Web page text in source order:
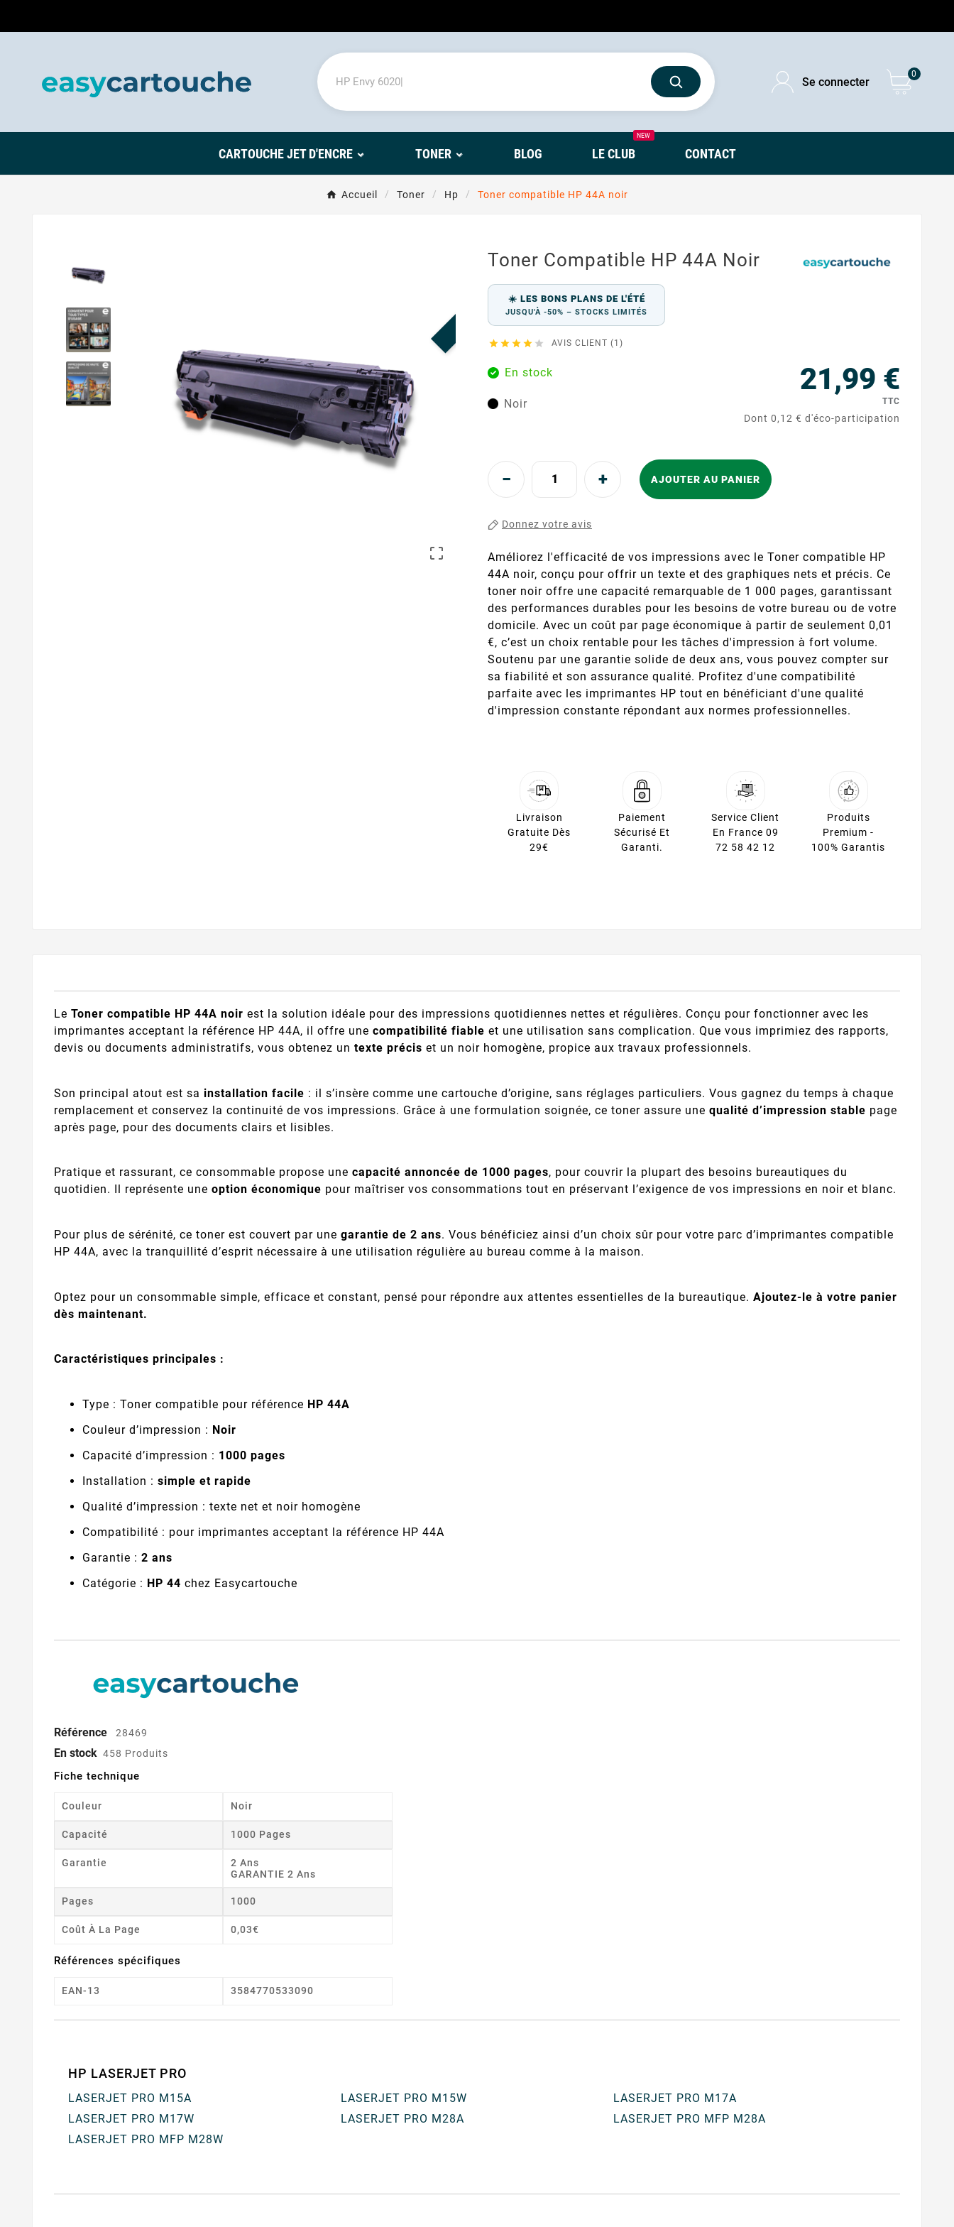
Se connecter
0
CARTOUCHE JET D'ENCRE TONER BLOG LE CLUB
NEW
CONTACT
Accueil Toner Hp Toner compatible HP 44A noir
PROMO !

Toner Compatible HP 44A Noir
☀️ LES BONS PLANS DE L'ÉTÉ
JUSQU'À -50% – STOCKS LIMITÉS
     AVIS CLIENT (1)
21,99 €
TTC
Dont 0,12 € d'éco-participation
En stock
Noir
AJOUTER AU PANIER
Donnez votre avis
Améliorez l'efficacité de vos impressions avec le Toner compatible HP
44A noir, conçu pour offrir un texte et des graphiques nets et précis. Ce
toner noir offre une capacité remarquable de 1 000 pages, garantissant
des performances durables pour les besoins de votre bureau ou de votre
domicile. Avec un coût par page économique à partir de seulement 0,01
€, c’est un choix rentable pour les tâches d'impression à fort volume.
Soutenu par une garantie solide de deux ans, vous pouvez compter sur
sa fiabilité et son assurance qualité. Profitez d'une compatibilité
parfaite avec les imprimantes HP tout en bénéficiant d'une qualité
d'impression constante répondant aux normes professionnelles.
Livraison
Gratuite Dès
29€
Paiement
Sécurisé Et
Garanti.
Service Client
En France 09
72 58 42 12
Produits
Premium -
100% Garantis
Le Toner compatible HP 44A noir est la solution idéale pour des impressions quotidiennes nettes et régulières. Conçu pour fonctionner avec les
imprimantes acceptant la référence HP 44A, il offre une compatibilité fiable et une utilisation sans complication. Que vous imprimiez des rapports,
devis ou documents administratifs, vous obtenez un texte précis et un noir homogène, propice aux travaux professionnels.
Son principal atout est sa installation facile : il s’insère comme une cartouche d’origine, sans réglages particuliers. Vous gagnez du temps à chaque
remplacement et conservez la continuité de vos impressions. Grâce à une formulation soignée, ce toner assure une qualité d’impression stable page
après page, pour des documents clairs et lisibles.
Pratique et rassurant, ce consommable propose une capacité annoncée de 1000 pages, pour couvrir la plupart des besoins bureautiques du
quotidien. Il représente une option économique pour maîtriser vos consommations tout en préservant l’exigence de vos impressions en noir et blanc.
Pour plus de sérénité, ce toner est couvert par une garantie de 2 ans. Vous bénéficiez ainsi d’un choix sûr pour votre parc d’imprimantes compatible
HP 44A, avec la tranquillité d’esprit nécessaire à une utilisation régulière au bureau comme à la maison.
Optez pour un consommable simple, efficace et constant, pensé pour répondre aux attentes essentielles de la bureautique. Ajoutez-le à votre panier
dès maintenant.
Caractéristiques principales :
Type : Toner compatible pour référence HP 44A
Couleur d’impression : Noir
Capacité d’impression : 1000 pages
Installation : simple et rapide
Qualité d’impression : texte net et noir homogène
Compatibilité : pour imprimantes acceptant la référence HP 44A
Garantie : 2 ans
Catégorie : HP 44 chez Easycartouche
Référence 28469
En stock 458 Produits
Fiche technique
Couleur Noir
Capacité 1000 Pages
Garantie
2 Ans
GARANTIE 2 Ans
Pages 1000
Coût À La Page 0,03€
Références spécifiques
EAN-13 3584770533090
HP LASERJET PRO
LASERJET PRO M15A LASERJET PRO M15W
LASERJET PRO M17A
LASERJET PRO M17W
LASERJET PRO M28A
LASERJET PRO MFP M28A
LASERJET PRO MFP M28W